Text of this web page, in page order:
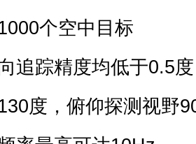
个空中目标
追踪精度均低于0.5度
度，俯仰探测视野